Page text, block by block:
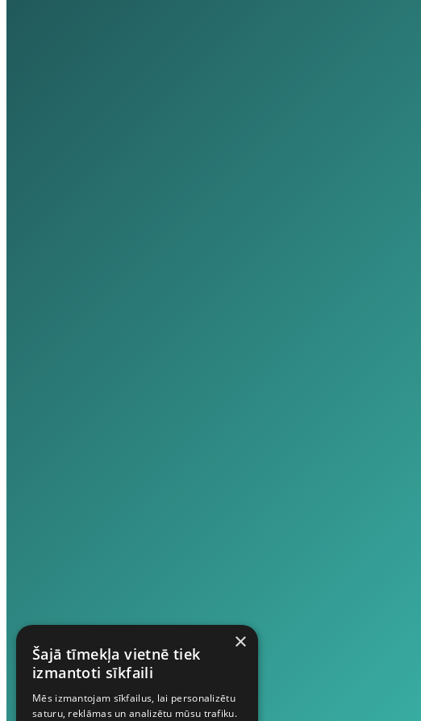
×
Šajā tīmekļa vietnē tiek
izmantoti sīkfaili
Mēs izmantojam sīkfailus, lai personalizētu
saturu, reklāmas un analizētu mūsu trafiku.